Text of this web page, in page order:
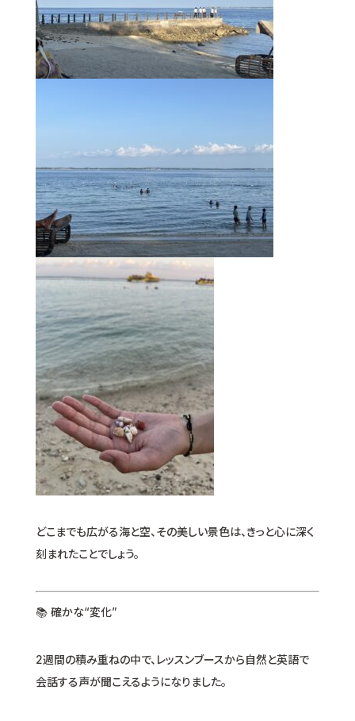
どこまでも広がる海と空、その美しい景色は、きっと心に深く
刻まれたことでしょう。
📚 確かな“変化”
2週間の積み重ねの中で、レッスンブースから自然と英語で
会話する声が聞こえるようになりました。